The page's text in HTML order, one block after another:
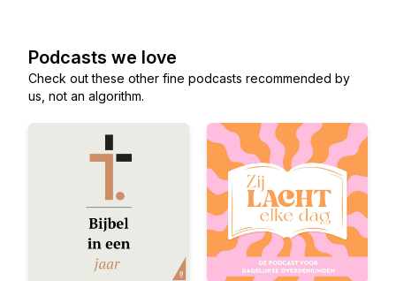
Podcasts we love
Check out these other fine podcasts recommended by
us, not an algorithm.